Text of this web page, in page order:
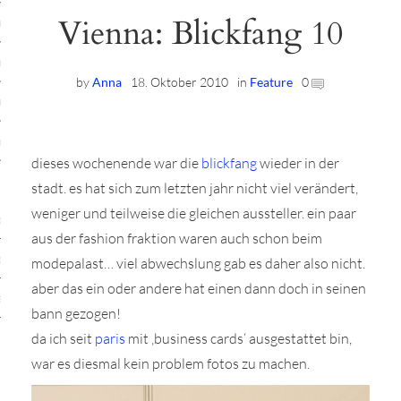
Workshops
Location
Workshops
Vienna: Blickfang 10
byAnna 18. Oktober 2010 in Feature 0
dieses wochenende war die blickfangwieder in der
stadt. es hat sich zum letzten jahr nicht viel verändert,
weniger und teilweise die gleichen aussteller. ein paar
aus der fashion fraktion waren auch schon beim
modepalast… viel abwechslung gab es daher also nicht.
aber das ein oder andere hat einen dann doch in seinen
bann gezogen!
da ich seit paris mit ‚business cards‘ ausgestattet bin,
war es diesmal kein problem fotos zu machen.